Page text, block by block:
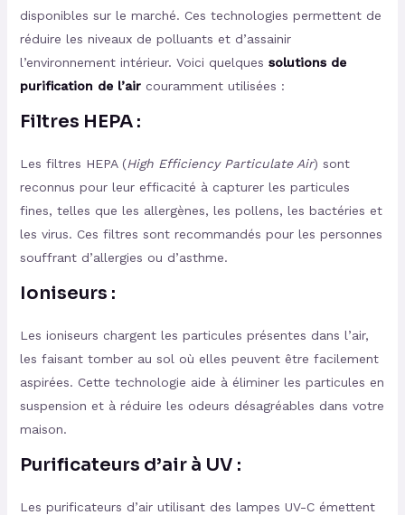
disponibles sur le marché. Ces technologies permettent de
réduire les niveaux de polluants et d’assainir
l’environnement intérieur. Voici quelques solutions de
purification de l’aircouramment utilisées :
Filtres HEPA:
Les filtres HEPA (High Efficiency Particulate Air) sont
reconnus pour leur efficacité à capturer les particules
fines, telles que les allergènes, les pollens, les bactéries et
les virus. Ces filtres sont recommandés pour les personnes
souffrant d’allergies ou d’asthme.
Ioniseurs :
Les ioniseurs chargent les particules présentes dans l’air,
les faisant tomber au sol où elles peuvent être facilement
aspirées. Cette technologie aide à éliminer les particules en
suspension et à réduire les odeurs désagréables dans votre
maison.
Purificateurs d’air à UV :
Les purificateurs d’air utilisant des lampes UV-C émettent